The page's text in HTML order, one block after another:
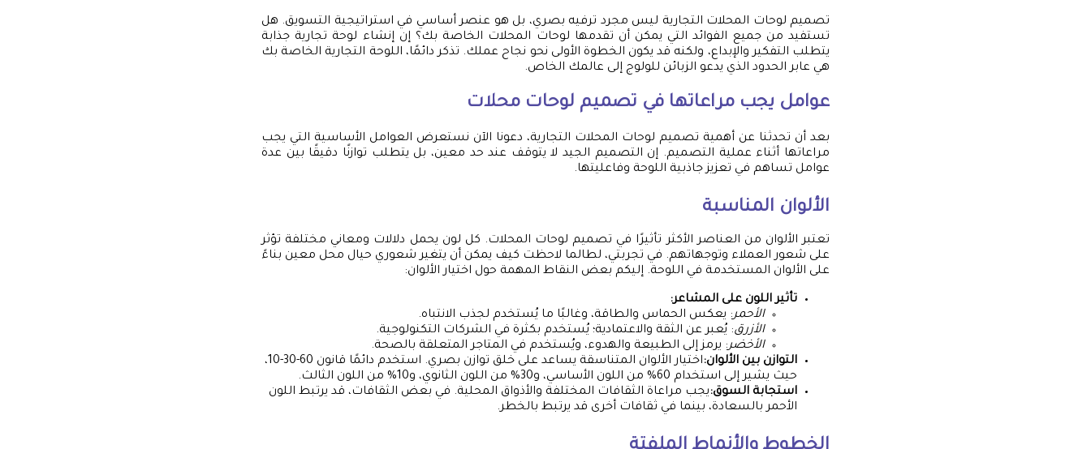
تصميم لوحات المحلات التجارية ليس مجرد ترفيه بصري، بل هو عنصر أساسي في استراتيجية التسويق. هل
تستفيد من جميع الفوائد التي يمكن أن تقدمها لوحات المحلات الخاصة بك؟ إن إنشاء لوحة تجارية جذابة
يتطلب التفكير والإبداع، ولكنه قد يكون الخطوة الأولى نحو نجاح عملك. تذكر دائمًا، اللوحة التجارية الخاصة بك
هي عابر الحدود الذي يدعو الزبائن للولوج إلى عالمك الخاص.
عوامل يجب مراعاتها في تصميم لوحات محلات
بعد أن تحدثنا عن أهمية تصميم لوحات المحلات التجارية، دعونا الآن نستعرض العوامل الأساسية التي يجب
مراعاتها أثناء عملية التصميم. إن التصميم الجيد لا يتوقف عند حد معين، بل يتطلب توازنًا دقيقًا بين عدة
عوامل تساهم في تعزيز جاذبية اللوحة وفاعليتها.
الألوان المناسبة
تعتبر الألوان من العناصر الأكثر تأثيرًا في تصميم لوحات المحلات. كل لون يحمل دلالات ومعاني مختلفة تؤثر
على شعور العملاء وتوجهاتهم. في تجربتي، لطالما لاحظت كيف يمكن أن يتغير شعوري حيال محل معين بناءً
على الألوان المستخدمة في اللوحة. إليكم بعض النقاط المهمة حول اختيار الألوان:
تأثير اللون على المشاعر:
الأحمر: يعكس الحماس والطاقة، وغالبًا ما يُستخدم لجذب الانتباه.
الأزرق: يُعبر عن الثقة والاعتمادية؛ يُستخدم بكثرة في الشركات التكنولوجية.
الأخضر: يرمز إلى الطبيعة والهدوء، ويُستخدم في المتاجر المتعلقة بالصحة.
التوازن بين الألوان:
اختيار الألوان المتناسقة يساعد على خلق توازن بصري. استخدم دائمًا قانون 60-30-10،
حيث يشير إلى استخدام 60% من اللون الأساسي، و30% من اللون الثانوي، و10% من اللون الثالث.
استجابة السوق:يجب مراعاة الثقافات المختلفة والأذواق المحلية. في بعض الثقافات، قد يرتبط اللون
الأحمر بالسعادة، بينما في ثقافات أخرى قد يرتبط بالخطر.